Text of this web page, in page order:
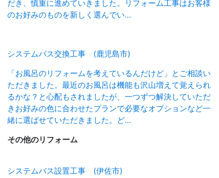
だき、慎重に進めていきました。リフォーム工事はお客様
のお好みのものを新しく選んでい…
システムバス交換工事 (鹿児島市)
「お風呂のリフォームを考えているんだけど」とご相談い
ただきました。最近のお風呂は機能も沢山増えて覚えられ
るかな？と心配もされましたが、一つずつ解決していただ
きお好みの色に合わせたプランで必要なオプションなど一
緒に選ばせていただきました。ど…
その他のリフォーム
システムバス設置工事 (伊佐市)